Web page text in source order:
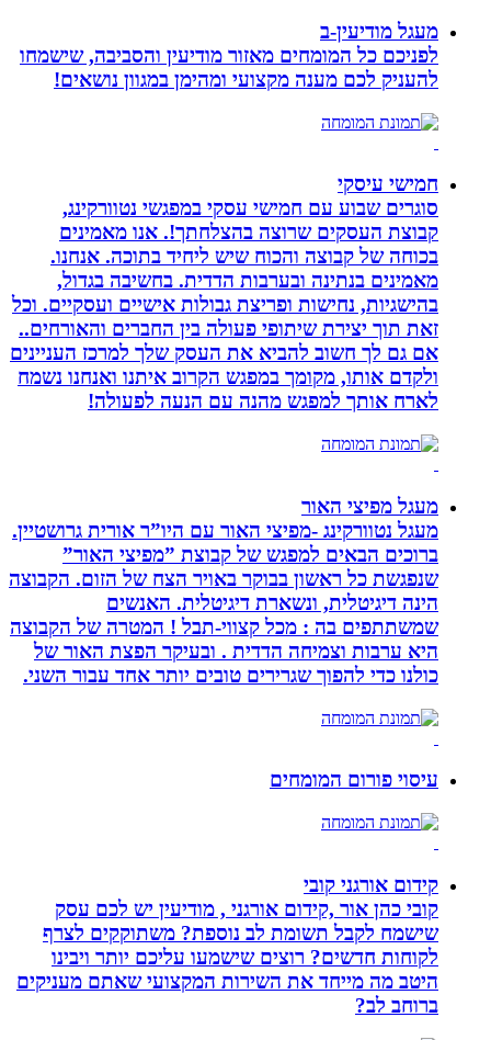
מעגל מודיעין-ב
לפניכם כל המומחים מאזור מודיעין והסביבה, שישמחו
להעניק לכם מענה מקצועי ומהימן במגוון נושאים!
חמישי עיסקי
סוגרים שבוע עם חמישי עסקי במפגשי נטוורקינג,
קבוצת העסקים שרוצה בהצלחתך!. אנו מאמינים
בכוחה של קבוצה והכוח שיש ליחיד בתוכה. אנחנו.
מאמינים בנתינה ובערבות הדדית. בחשיבה בגדול,
בהישגיות, נחישות ופריצת גבולות אישיים ועסקיים. וכל
זאת תוך יצירת שיתופי פעולה בין החברים והאורחים..
אם גם לך חשוב להביא את העסק שלך למרכז העניינים
ולקדם אותו, מקומך במפגש הקרוב איתנו ואנחנו נשמח
לארח אותך למפגש מהנה עם הנעה לפעולה!
מעגל מפיצי האור
מעגל נטוורקינג -מפיצי האור עם היו”ר אורית גרושטיין.
ברוכים הבאים למפגש של קבוצת ”מפיצי האור”
שנפגשת כל ראשון בבוקר באויר הצח של הזום. הקבוצה
הינה דיגיטלית, ונשארת דיגיטלית. האנשים
שמשתתפים בה : מכל קצווי-תבל ! המטרה של הקבוצה
היא ערבות וצמיחה הדדית . ובעיקר הפצת האור של
כולנו כדי להפוך שגרירים טובים יותר אחד עבור השני.
עיסוי פורום המומחים
קידום אורגני קובי
קובי כהן אור ,קידום אורגני , מודיעין יש לכם עסק
שישמח לקבל תשומת לב נוספת? משתוקקים לצרף
לקוחות חדשים? רוצים שישמעו עליכם יותר ויבינו
היטב מה מייחד את השירות המקצועי שאתם מעניקים
ברוחב לב?